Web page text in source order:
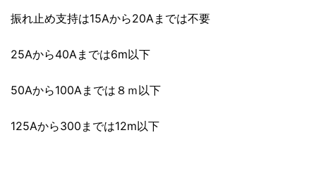
振れ止め支持は15Aから20Aまでは不要
25Aから40Aまでは6m以下
50Aから100Aまでは８ｍ以下
125Aから300までは12m以下